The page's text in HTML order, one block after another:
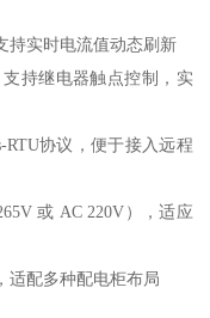
持实时电流值动态刷新
持继电器触点控制，实
RTU协议，便于接入远程
或 AC 220V），适应
适配多种配电柜布局